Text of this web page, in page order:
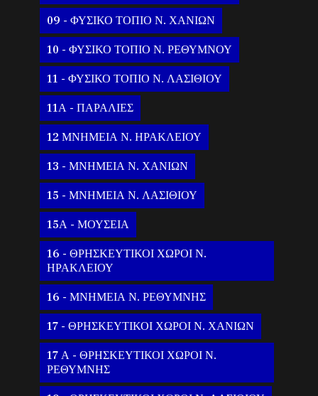
09 - ΦΥΣΙΚΟ ΤΟΠΙΟ Ν. ΧΑΝΙΩΝ
10 - ΦΥΣΙΚΟ ΤΟΠΙΟ Ν. ΡΕΘΥΜΝΟΥ
11 - ΦΥΣΙΚΟ ΤΟΠΙΟ Ν. ΛΑΣΙΘΙΟΥ
11Α - ΠΑΡΑΛΙΕΣ
12 ΜΝΗΜΕΙΑ Ν. ΗΡΑΚΛΕΙΟΥ
13 - ΜΝΗΜΕΙΑ Ν. ΧΑΝΙΩΝ
15 - ΜΝΗΜΕΙΑ Ν. ΛΑΣΙΘΙΟΥ
15Α - ΜΟΥΣΕΙΑ
16 - ΘΡΗΣΚΕΥΤΙΚΟΙ ΧΩΡΟΙ Ν.
ΗΡΑΚΛΕΙΟΥ
16 - ΜΝΗΜΕΙΑ Ν. ΡΕΘΥΜΝΗΣ
17 - ΘΡΗΣΚΕΥΤΙΚΟΙ ΧΩΡΟΙ Ν. ΧΑΝΙΩΝ
17 Α - ΘΡΗΣΚΕΥΤΙΚΟΙ ΧΩΡΟΙ Ν.
ΡΕΘΥΜΝΗΣ